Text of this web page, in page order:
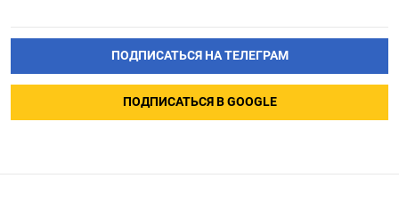
ПОДПИСАТЬСЯ НА ТЕЛЕГРАМ
ПОДПИСАТЬСЯ В GOOGLE